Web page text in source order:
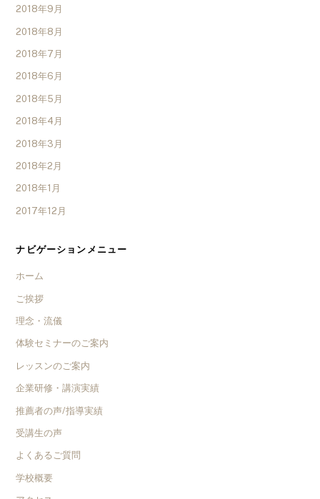
2018年9月
2018年8月
2018年7月
2018年6月
2018年5月
2018年4月
2018年3月
2018年2月
2018年1月
2017年12月
ナビゲーションメニュー
ホーム
ご挨拶
理念・流儀
体験セミナーのご案内
レッスンのご案内
企業研修・講演実績
推薦者の声/指導実績
受講生の声
よくあるご質問
学校概要